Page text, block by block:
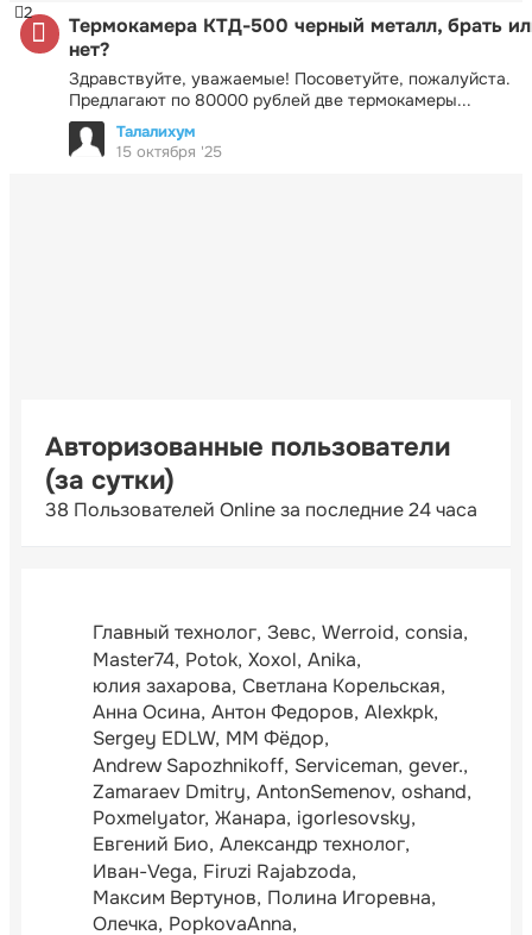
Термокамера КТД-500 черный металл, брать
нет?
Здравствуйте, уважаемые! Посоветуйте, пожалуйста.
Предлагают по 80000 рублей две термокамеры...
2
Талалихум
15 октября '25
Авторизованные пользователи
(за сутки)
38 Пользователей Online за последние 24 часа
Главный технолог Зевс Werroid consia
Master74 Potok Xoxol Anika
юлия захарова Светлана Корельская
Анна Осина Антон Федоров Alexkpk
Sergey EDLW ММ Фёдор
Andrew Sapozhnikoff Serviceman gever.
Zamaraev Dmitry AntonSemenov oshand
Poxmelyator Жанара igorlesovsky
Евгений Био Александр технолог
Иван-Vega Firuzi Rajabzoda
Максим Вертунов Полина Игоревна
Олечка PopkovaAnna